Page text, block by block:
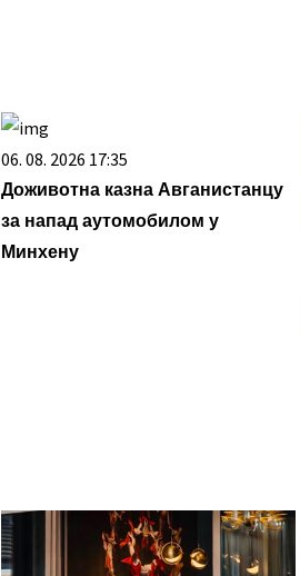
06. 08. 2026 17:35
Доживотна казна Авганистанцу
за напад аутомобилом у
Минхену